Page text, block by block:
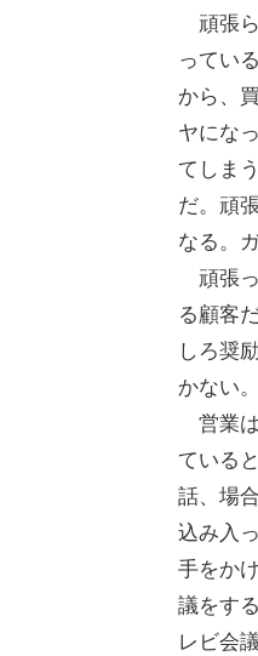
頑張ら
ってい
から、
ヤにな
てしま
だ。頑
なる。
頑張っ
る顧客
しろ奨
かない
営業は
ている
話、場
込み入
手をか
議をす
レビ会